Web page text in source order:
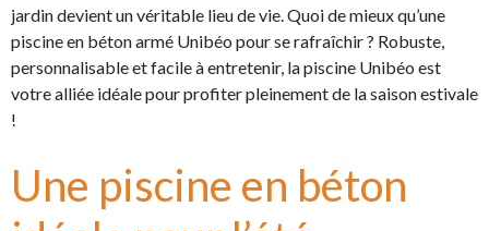
jardin devient un véritable lieu de vie. Quoi de mieux qu’une
piscine en béton armé Unibéo pour se rafraîchir ? Robuste,
personnalisable et facile à entretenir, la piscine Unibéo est
votre alliée idéale pour profiter pleinement de la saison estivale
!
Une piscine en béton